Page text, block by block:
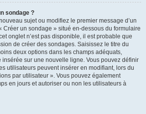
sondage ?
sujet ou modifiez le premier message d’un
Créer un sondage » situé en-dessous du formulaire
onglet n’est pas disponible, il est probable que
de créer des sondages. Saisissez le titre du
deux options dans les champs adéquats,
sur une nouvelle ligne. Vous pouvez définir
utilisateurs peuvent insérer en modifiant, lors du
par utilisateur ». Vous pouvez également
en jours et autoriser ou non les utilisateurs à